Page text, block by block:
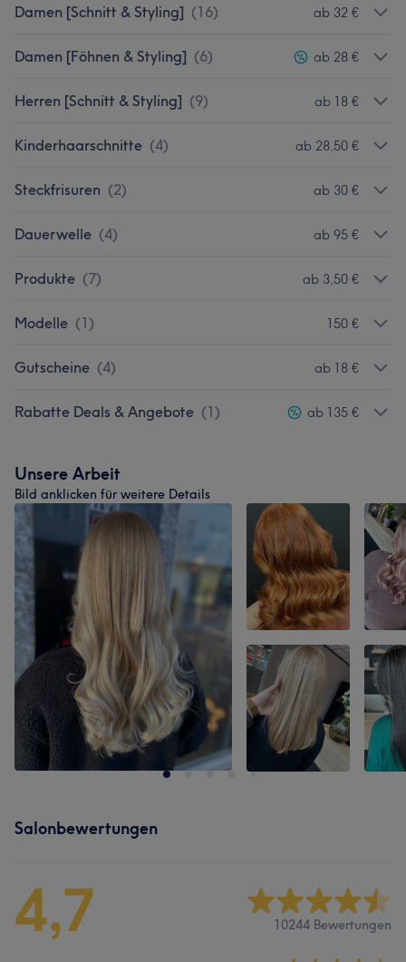
Damen [Schnitt & Styling] (16) ab 32 €
Damen [Föhnen & Styling] (6) ab 28 €
Herren [Schnitt & Styling] (9) ab 18 €
Kinderhaarschnitte (4) ab 28,50 €
Steckfrisuren (2) ab 30 €
Dauerwelle (4) ab 95 €
Produkte (7) ab 3,50 €
Modelle (1) 150 €
Gutscheine (4) ab 18 €
Rabatte Deals & Angebote (1) ab 135 €
Unsere Arbeit
Bild anklicken für weitere Details
Salonbewertungen
4,7 10244 Bewertungen